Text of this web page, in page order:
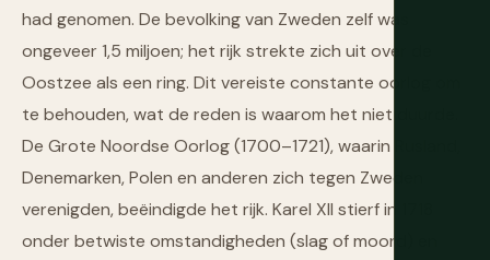
had genomen. De bevolking van Zweden zelf was
ongeveer 1,5 miljoen; het rijk strekte zich uit over de
Oostzee als een ring. Dit vereiste constante oorlog om
te behouden, wat de reden is waarom het niet duurde.
De Grote Noordse Oorlog (1700–1721), waarin Rusland,
Denemarken, Polen en anderen zich tegen Zweden
verenigden, beëindigde het rijk. Karel XII stierf in 1718
onder betwiste omstandigheden (slag of moord) en